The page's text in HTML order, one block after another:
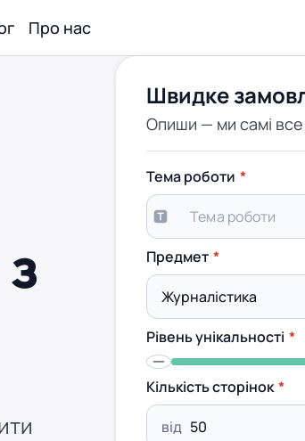
Про нас
Швидке
Опиши — ми самі
Тема роботи
Предмет
Рівень унікальності
Кількість сторінок
від